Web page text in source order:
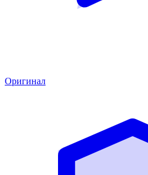
Оригинал